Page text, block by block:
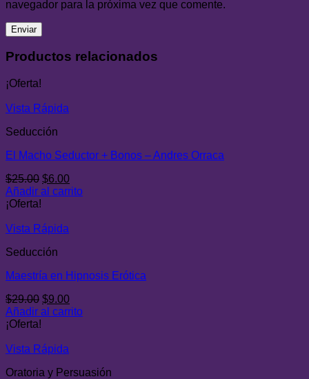
navegador para la próxima vez que comente.
Productos relacionados
¡Oferta!
Vista Rápida
Seducción
El Macho Seductor + Bonos – Andres Orraca
$25.00 El
precio
$25.00.
$6.00El
precio
Añadir al carrito
¡Oferta!
Vista Rápida
Seducción
Maestría en Hipnosis Erótica
$29.00 El
precio
$29.00.
$9.00El
precio
Añadir al carrito
¡Oferta!
Vista Rápida
Oratoria y Persuasión